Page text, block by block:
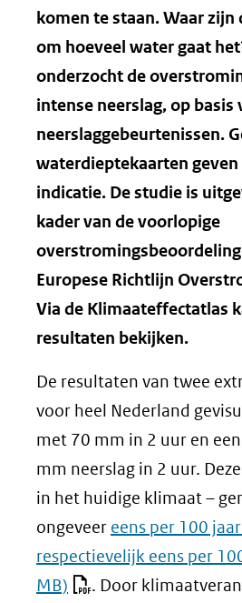
komen te staan. Waar zijn
om hoeveel water gaat
onderzocht de
intense neerslag, op basis
neerslaggebeurtenissen.
waterdieptekaarten geven
indicatie. De studie is
kader van de voorlopige
Europese Richtlijn
Via de Klimaateffectatlas
resultaten bekijken.
De resultaten van twee
voor heel Nederland
met 70 mm in 2 uur en
mm neerslag in 2 uur.
in het huidige klimaat –
ongeveer eens per 100
respectievelijk eens per
MB)
. Door